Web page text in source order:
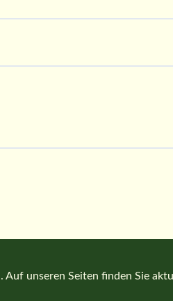
unseren Seiten finden Sie